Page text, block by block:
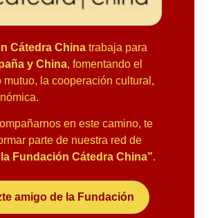
Cátedra China trabaja para
y China, fomentando el
mutuo, la cooperación cultural,
en este camino, te
parte de nuestra red de
Fundación Cátedra China”.
amigo de la Fundación